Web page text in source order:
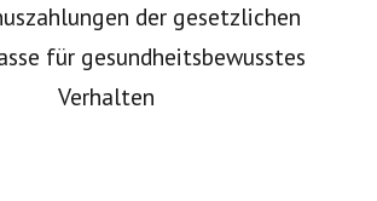
der gesetzlichen
für gesundheitsbewusstes
Verhalten